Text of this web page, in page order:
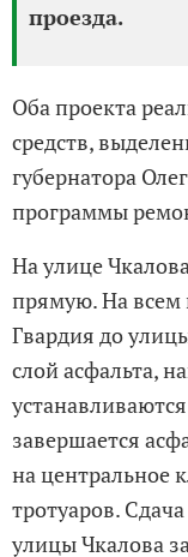
проезда.
Оба проекта
средств,
губернатора
программы
На улице
прямую. На
Гвардия до
слой асфальта,
завершается
на центральное
тротуаров.
улицы Чкалова